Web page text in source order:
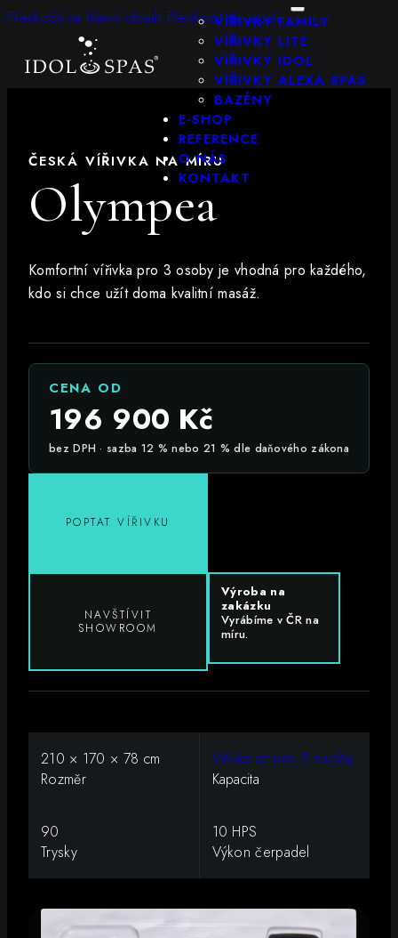
Přeskočit na hlavní obsah Přeskočit na zápatí
VÍŘIVKY FAMILY
VÍŘIVKY LITE
VÍŘIVKY IDOL
VÍŘIVKY ALEXA SPAS
BAZÉNY
E-SHOP
REFERENCE
O NÁS
KONTAKT
ČESKÁ VÍŘIVKA NA MÍRU
Olympea
Komfortní vířivka pro 3 osoby je vhodná pro každého,
kdo si chce užít doma kvalitní masáž.
CENA OD
196 900 Kč
bez DPH · sazba 12 % nebo 21 % dle daňového zákona
POPTAT VÍŘIVKU
NAVŠTÍVIT
SHOWROOM
Výroba na
zakázku
Vyrábíme v ČR na
míru.
210 × 170 × 78 cm
Rozměr
Vířivka až pro 3 osoby
Kapacita
90
Trysky
10 HPS
Výkon čerpadel